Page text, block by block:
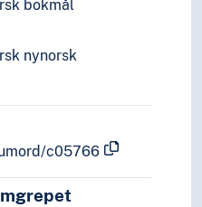
bokmål
nynorsk
c05766